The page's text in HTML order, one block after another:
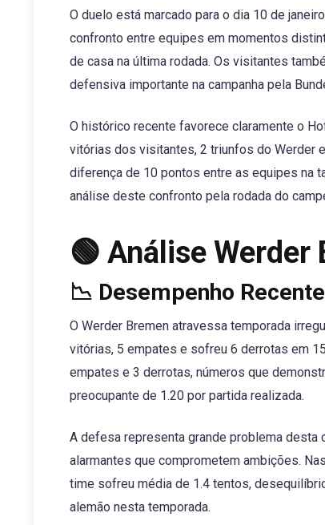
O duelo está marcado para o dia 10 de
confronto entre equipes em momentos
de casa na última rodada. Os visitantes
defensiva importante na campanha pela
O histórico recente favorece claramente o
vitórias dos visitantes, 2 triunfos do Werder
diferença de 10 pontos entre as equipes na
análise deste confronto pela rodada do
🟢 Análise Werder
📉 Desempenho Recente
O Werder Bremen atravessa temporada
vitórias, 5 empates e sofreu 6 derrotas em
empates e 3 derrotas, números que
preocupante de 1.20 por partida realizada.
A defesa representa grande problema desta
alarmantes que comprometem ambições.
time sofreu média de 1.4 tentos,
alemão nesta temporada.